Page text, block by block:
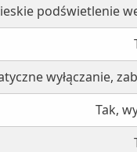
podświetlenie
wyłączanie,
Tak,